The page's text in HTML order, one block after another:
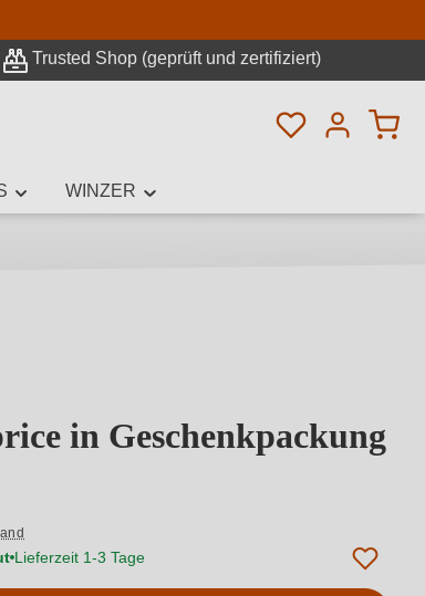
Trusted Shop (geprüft und zertifiziert)
Du hast 0
WINZER
in Geschenkpackung
Lieferzeit 1-3 Tage